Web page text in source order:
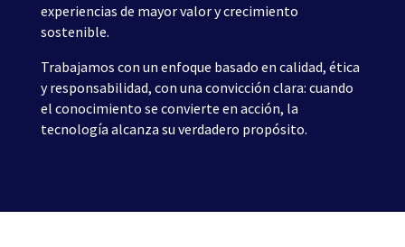
experiencias de mayor valor y crecimiento
sostenible.
Trabajamos con un enfoque basado en calidad, ética
y responsabilidad, con una convicción clara: cuando
el conocimiento se convierte en acción, la
tecnología alcanza su verdadero propósito.